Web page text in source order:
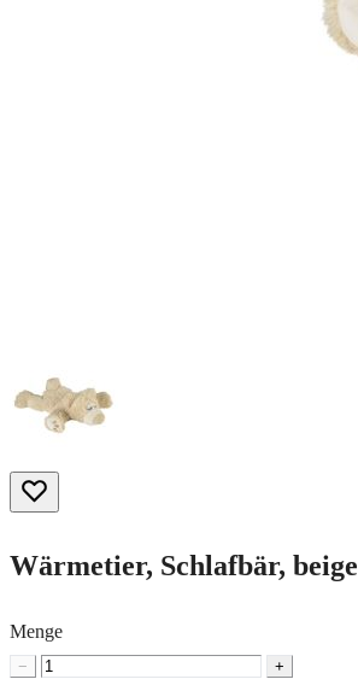
Wärmetier, Schlafbär, beige
Menge
− +